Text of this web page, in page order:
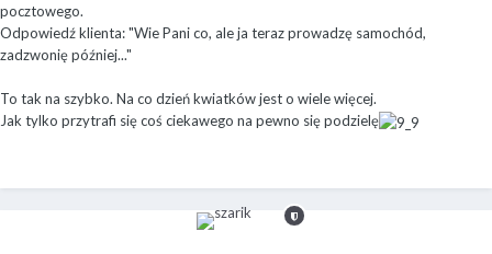
pocztowego.
Odpowiedź klienta: "Wie Pani co, ale ja teraz prowadzę samochód,
zadzwonię później..."
To tak na szybko. Na co dzień kwiatków jest o wiele więcej.
Jak tylko przytrafi się coś ciekawego na pewno się podzielę